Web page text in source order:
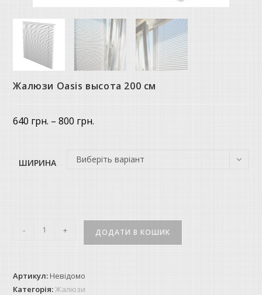
Жалюзи Oasis высота 200 см
640 грн. – 800 грн.
ШИРИНА
Виберіть варіант
Жалюзи
см
- + ДОДАТИ В КОШИК
Артикул:Невідомо
Категорія:Жалюзи